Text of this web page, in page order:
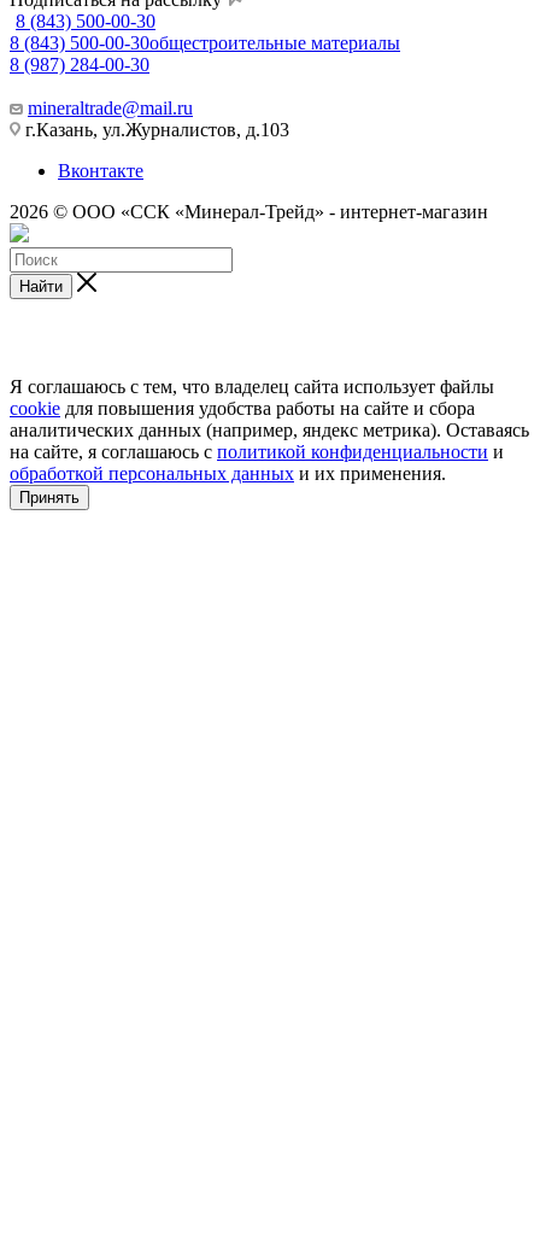
8 (843) 500-00-30
8 (843) 500-00-30общестроительные материалы
8 (987) 284-00-30
mineraltrade@mail.ru
г.Казань, ул.Журналистов, д.103
Вконтакте
2026 © ООО «ССК «Минерал-Трейд» - интернет-магазин
Найти
Я соглашаюсь с тем, что владелец сайта использует файлы
cookie для повышения удобства работы на сайте и сбора
аналитических данных (например, яндекс метрика). Оставаясь
на сайте, я соглашаюсь с политикой конфиденциальности и
обработкой персональных данных и их применения.
Принять